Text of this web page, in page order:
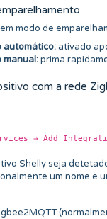
modo de
automático: ativado
manual:prima
com a rede
→ Add
Shelly seja
um nome e